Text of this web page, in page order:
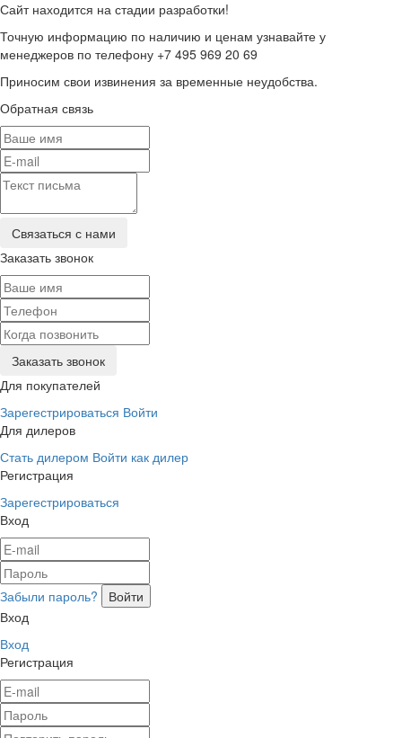
Сайт находится на стадии разработки!
Точную информацию по наличию и ценам узнавайте у
менеджеров по телефону +7 495 969 20 69
Приносим свои извинения за временные неудобства.
Обратная связь
Заказать звонок
Для покупателей
Зарегестрироваться Войти
Для дилеров
Стать дилером Войти как дилер
Регистрация
Зарегестрироваться
Вход
Забыли пароль?
Вход
Вход
Регистрация